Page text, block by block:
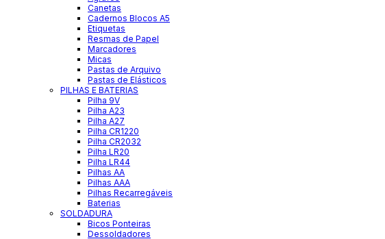
Canetas
Cadernos Blocos A5
Etiquetas
Resmas de Papel
Marcadores
Micas
Pastas de Arquivo
Pastas de Elásticos
PILHAS E BATERIAS
Pilha 9V
Pilha A23
Pilha A27
Pilha CR1220
Pilha CR2032
Pilha LR20
Pilha LR44
Pilhas AA
Pilhas AAA
Pilhas Recarregáveis
Baterias
SOLDADURA
Bicos Ponteiras
Dessoldadores